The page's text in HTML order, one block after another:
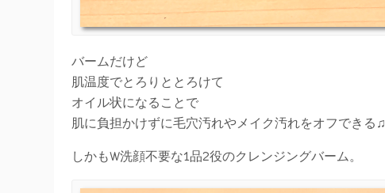
バームだけど
肌温度でとろりととろけて
オイル状になることで
肌に負担かけずに毛穴汚れやメイク汚れをオフできる♫
しかもW洗顔不要な1品2役のクレンジングバーム。